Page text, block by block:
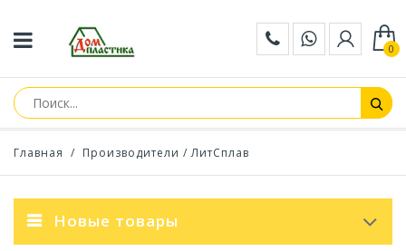
0
Главная / Производители / ЛитСплав
Новые товары